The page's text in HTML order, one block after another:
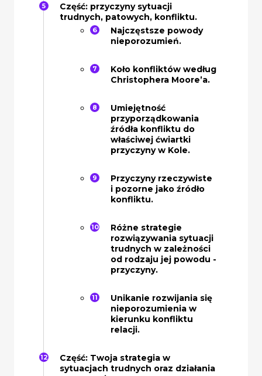
Część: przyczyny sytuacji
trudnych, patowych, konfliktu.
Najczęstsze powody
nieporozumień.
Koło konfliktów według
Christophera Moore’a.
Umiejętność
przyporządkowania
źródła konfliktu do
właściwej ćwiartki
przyczyny w Kole.
Przyczyny rzeczywiste
i pozorne jako źródło
konfliktu.
Różne strategie
rozwiązywania sytuacji
trudnych w zależności
od rodzaju jej powodu -
przyczyny.
Unikanie rozwijania się
nieporozumienia w
kierunku konfliktu
relacji.
Część: Twoja strategia w
sytuacjach trudnych oraz działania